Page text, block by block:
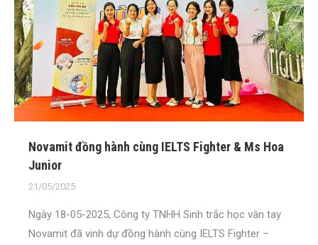
Novamit đồng hành cùng IELTS Fighter & Ms Hoa
Junior
21/05/2025
Ngày 18-05-2025, Công ty TNHH Sinh trắc học vân tay
Novamit đã vinh dự đồng hành cùng IELTS Fighter –